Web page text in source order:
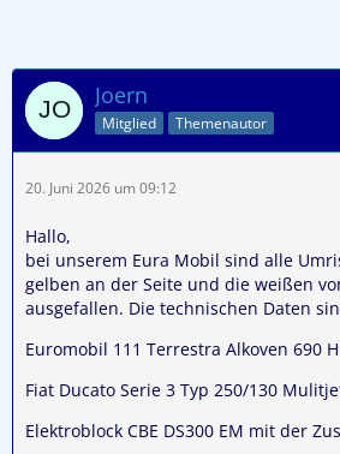
Joern
Mitglied Themenautor
20. Juni 2026 um 09:12
Hallo,
bei unserem Eura Mobil sind alle
gelben an der Seite und die weißen
ausgefallen. Die technischen Daten
Euromobil 111 Terrestra Alkoven 690
Fiat Ducato Serie 3 Typ 250/130
Elektroblock CBE DS300 EM mit der